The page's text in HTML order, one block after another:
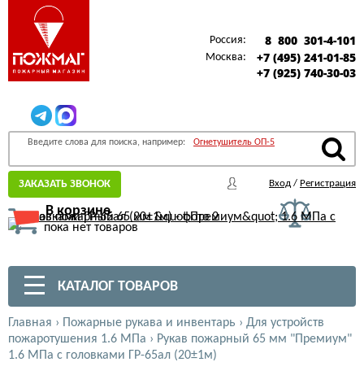
Россия: 8 800 301-4-101
Москва:
+7 (495) 241-01-85
+7 (925) 740-30-03
Введите слова для поиска, например: Огнетушитель ОП-5
ЗАКАЗАТЬ ЗВОНОК Вход / Регистрация
В корзине
пока нет товаров
КАТАЛОГ ТОВАРОВ
Главная › Пожарные рукава и инвентарь › Для устройств
пожаротушения 1.6 МПа › Рукав пожарный 65 мм "Премиум"
1.6 МПа с головками ГР-65ал (20±1м)